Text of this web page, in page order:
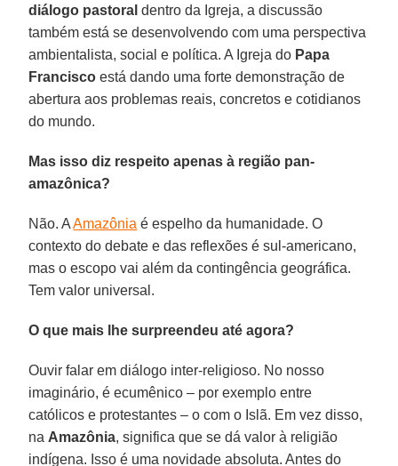
diálogo pastoral dentro da Igreja, a discussão
também está se desenvolvendo com uma perspectiva
ambientalista, social e política. A Igreja do Papa
Francisco está dando uma forte demonstração de
abertura aos problemas reais, concretos e cotidianos
do mundo.
Mas isso diz respeito apenas à região pan-
amazônica?
Não. AAmazônia é espelho da humanidade. O
contexto do debate e das reflexões é sul-americano,
mas o escopo vai além da contingência geográfica.
Tem valor universal.
O que mais lhe surpreendeu até agora?
Ouvir falar em diálogo inter-religioso. No nosso
imaginário, é ecumênico – por exemplo entre
católicos e protestantes – o com o Islã. Em vez disso,
na Amazônia, significa que se dá valor à religião
indígena. Isso é uma novidade absoluta. Antes do